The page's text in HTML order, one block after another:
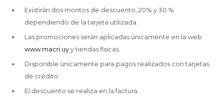
Existirán dos montos de descuento, 20% y 30 %
dependiendo de la tarjeta utilizada.
Las promociones serán aplicadas únicamente en la web
www.macri.uyy tiendas físicas.
Disponible únicamente para pagos realizados con tarjetas
de crédito.
El descuento se realiza en la factura.